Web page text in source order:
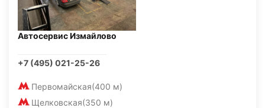
Автосервис Измайлово
+7 (495) 021-25-26
Первомайская(400 м)
Щелковская(350 м)